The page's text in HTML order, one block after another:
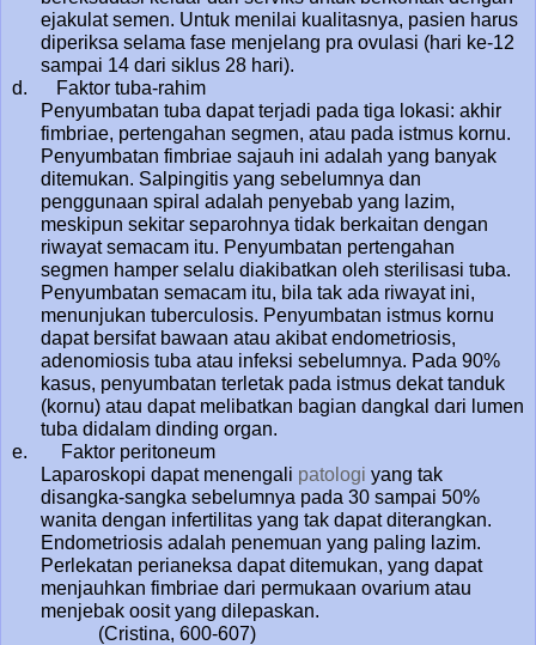
ejakulat semen. Untuk menilai kualitasnya, pasien harus
diperiksa selama fase menjelang pra ovulasi (hari ke-12
sampai 14 dari siklus 28 hari).
d. Faktor tuba-rahim
Penyumbatan tuba dapat terjadi pada tiga lokasi: akhir
fimbriae, pertengahan segmen, atau pada istmus kornu.
Penyumbatan fimbriae sajauh ini adalah yang banyak
ditemukan. Salpingitis yang sebelumnya dan
penggunaan spiral adalah penyebab yang lazim,
meskipun sekitar separohnya tidak berkaitan dengan
riwayat semacam itu. Penyumbatan pertengahan
segmen hamper selalu diakibatkan oleh sterilisasi tuba.
Penyumbatan semacam itu, bila tak ada riwayat ini,
menunjukan tuberculosis. Penyumbatan istmus kornu
dapat bersifat bawaan atau akibat endometriosis,
adenomiosis tuba atau infeksi sebelumnya. Pada 90%
kasus, penyumbatan terletak pada istmus dekat tanduk
(kornu) atau dapat melibatkan bagian dangkal dari lumen
tuba didalam dinding organ.
e. Faktor peritoneum
Laparoskopi dapat menengali patologi yang tak
disangka-sangka sebelumnya pada 30 sampai 50%
wanita dengan infertilitas yang tak dapat diterangkan.
Endometriosis adalah penemuan yang paling lazim.
Perlekatan perianeksa dapat ditemukan, yang dapat
menjauhkan fimbriae dari permukaan ovarium atau
menjebak oosit yang dilepaskan.
(Cristina, 600-607)